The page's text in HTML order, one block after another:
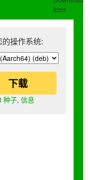
的操作系统:
下载
种子, 信息